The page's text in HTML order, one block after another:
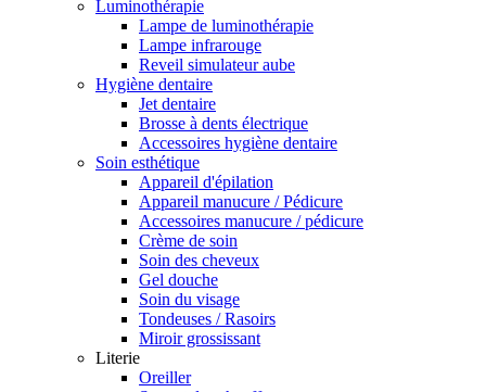
Luminothérapie
Lampe de luminothérapie
Lampe infrarouge
Reveil simulateur aube
Hygiène dentaire
Jet dentaire
Brosse à dents électrique
Accessoires hygiène dentaire
Soin esthétique
Appareil d'épilation
Appareil manucure / Pédicure
Accessoires manucure / pédicure
Crème de soin
Soin des cheveux
Gel douche
Soin du visage
Tondeuses / Rasoirs
Miroir grossissant
Literie
Oreiller